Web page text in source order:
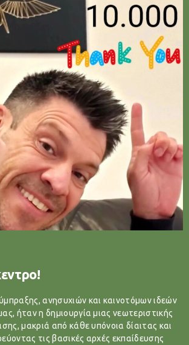
ανησυχιών και καινοτόμων ιδεών
ήταν η δημιουργία μιας νεωτεριστικής
μακριά από κάθε υπόνοια δίαιτας και
τις βασικές αρχές εκπαίδευσης